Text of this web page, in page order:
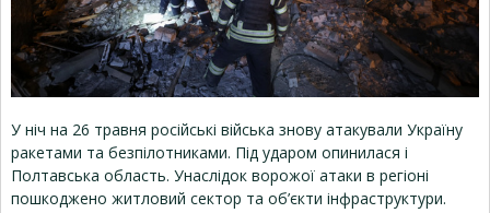
У ніч на 26 травня російські війська знову атакували Україну
ракетами та безпілотниками. Під ударом опинилася і
Полтавська область. Унаслідок ворожої атаки в регіоні
пошкоджено житловий сектор та об’єкти інфраструктури.